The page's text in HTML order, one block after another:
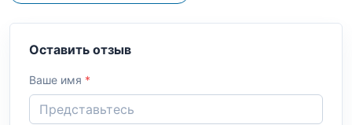
Оставить отзыв
Ваше имя *